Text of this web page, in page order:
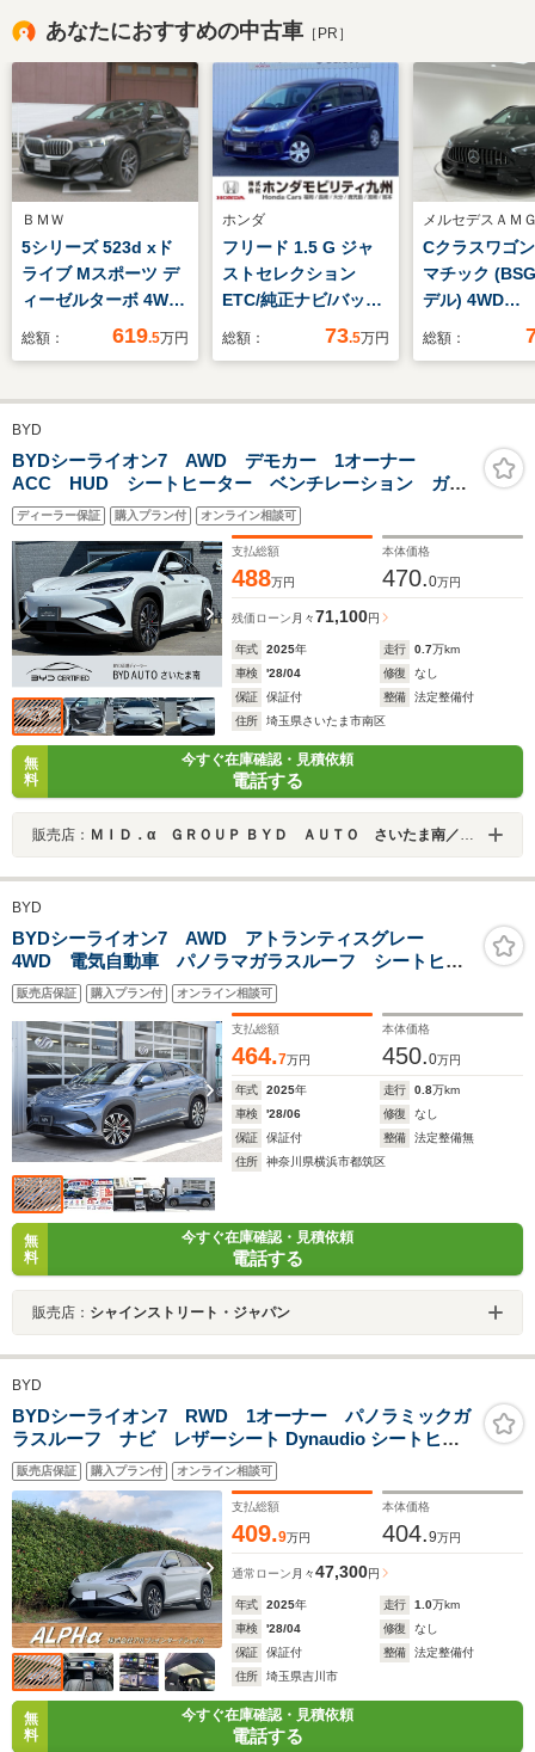
あなたにおすすめの中古車 ［PR］
ＢＭＷ
5シリーズ 523d xド
ライブ Mスポーツ デ
ィーゼルターボ 4WD
セレクト&コンフォー
19AW パノラマガラ
スSR シートヒータ
ー フルセグ ヘッド
アップディスプレイ
ハーマンカードンサラ
ティブクルーズ 自社
レンタカー
総額： 619.5万円
ホンダ
フリード 1.5 G ジャ
ストセレクション
ETC/純正ナビ/バック
総額： 73.5万円
メルセデスＡＭ
Cクラスワゴ
マチック
デル) 4WD
MP202302 正
クスライディ
ージ/19イン
ツインスポー
デジタルLED
イト/スポーツ
シートヒータ
総額：
BYD
BYDシーライオン7 AWD デモカー 1オーナー
ACC HUD シートヒーター ベンチレーション ガラ
スルーフ 無線充電 本革レザー
ディーラー保証 購入プラン付 オンライン相談可
支払総額
488万円
本体価格
470.0万円
残価ローン 月々71,100円
年式 2025年 走行 0.7万km
車検
'28/04 修復
なし
保証
保証付 整備
法定整備付
住所
埼玉県さいたま市南区
無
料
今すぐ在庫確認・見積依頼
電話する
販売店： ＭＩＤ．α ＧＲＯＵＰ ＢＹＤ ＡＵＴＯ さいたま南／株式会社ＡＤＶＡＮＣＥ
BYD
BYDシーライオン7 AWD アトランティスグレー
4WD 電気自動車 パノラマガラスルーフ シートヒー
ター シートクーラー 360度カメラ レッドキャリパ
ー 1オーナー ヘッドアップディスプレイ アダプティ
ブクルーズ レザーシート
販売店保証 購入プラン付 オンライン相談可
支払総額
464.7万円
本体価格
450.0万円
年式 2025年 走行 0.8万km
車検
'28/06 修復
なし
保証
保証付 整備
法定整備無
住所
神奈川県横浜市都筑区
無
料
今すぐ在庫確認・見積依頼
電話する
販売店： シャインストリート・ジャパン
BYD
BYDシーライオン7 RWD 1オーナー パノラミックガ
ラスルーフ ナビ レザーシート Dynaudio シートヒー
ター ベンチレーション パワーシート ハンドルヒーター
電動リアゲート ヘッドアップディスプレイ アダプティブ
クルーズ 衝突軽減ブレーキ レーンキープ ブラインドスポ
ット
販売店保証 購入プラン付 オンライン相談可
支払総額
409.9万円
本体価格
404.9万円
通常ローン 月々47,300円
年式 2025年 走行 1.0万km
車検
'28/04 修復
なし
保証
保証付 整備
法定整備付
住所
埼玉県吉川市
無
料
今すぐ在庫確認・見積依頼
電話する